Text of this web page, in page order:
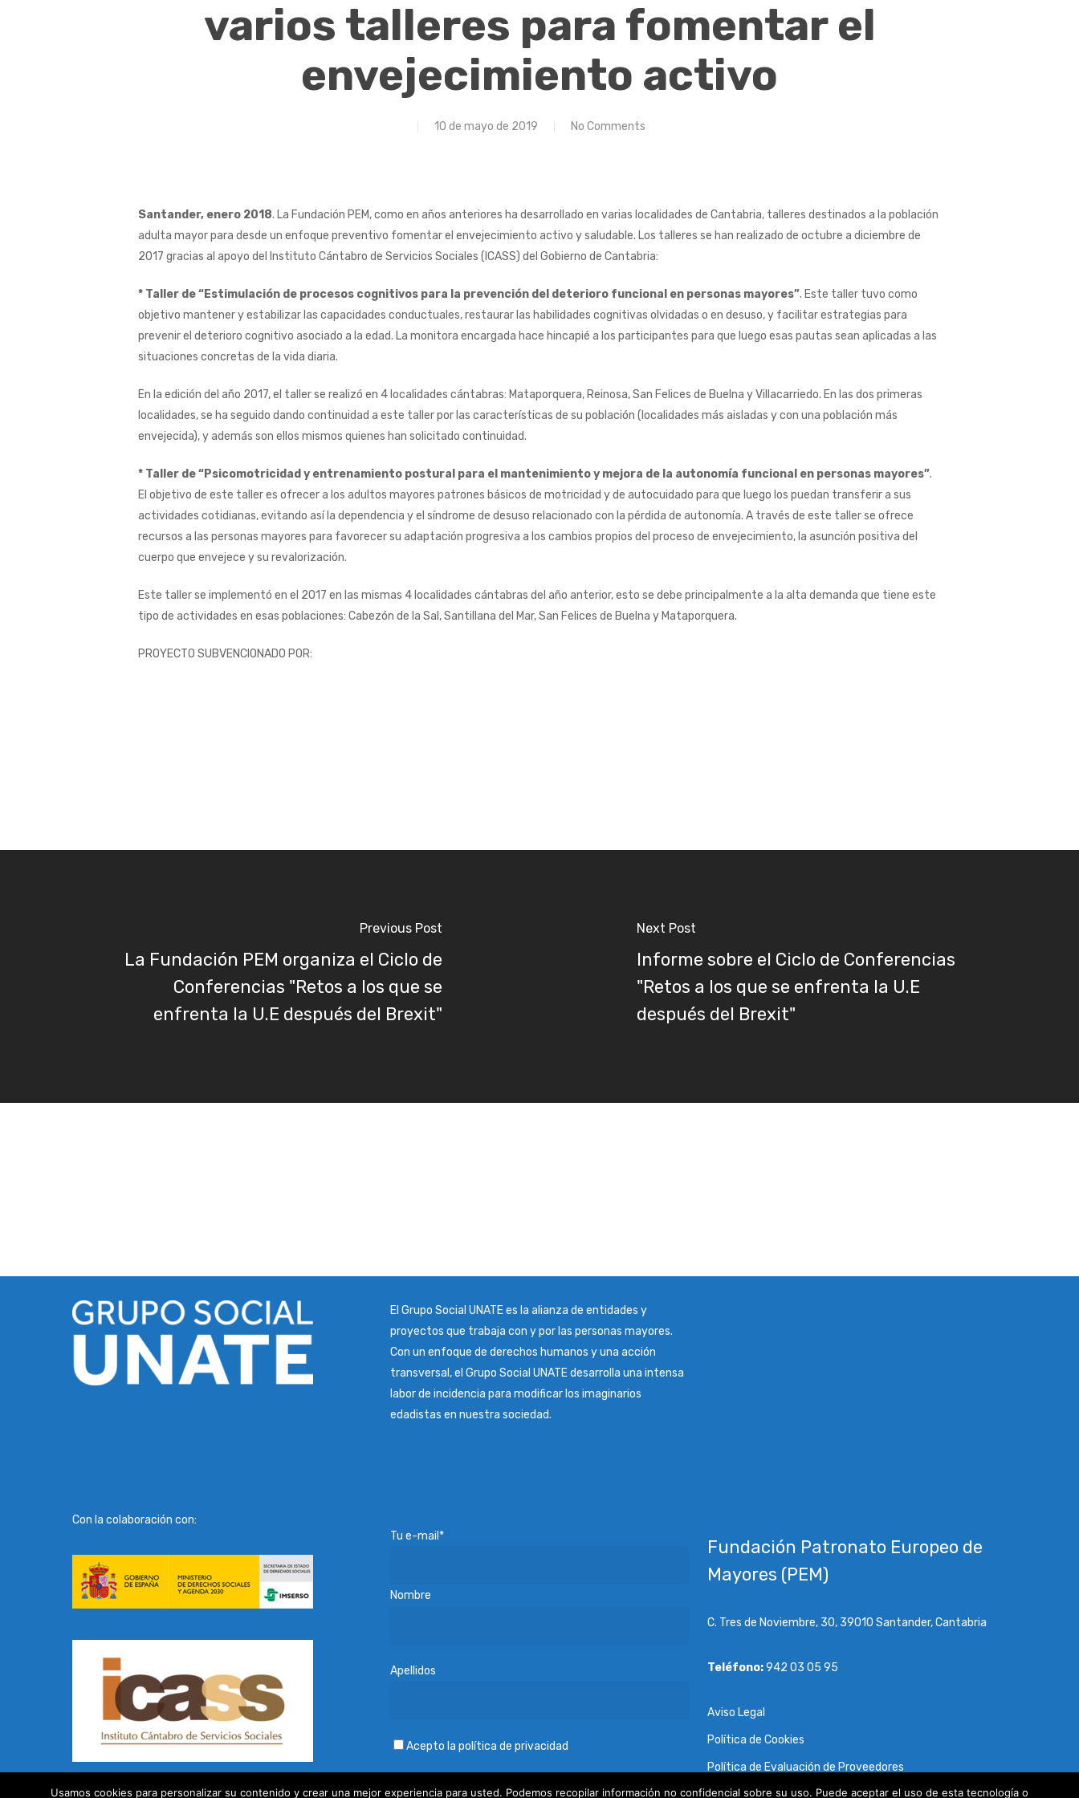
varios talleres para fomentar el
envejecimiento activo
10 de mayo de 2019 No Comments
Santander, enero 2018. La Fundación PEM, como en años anteriores ha desarrollado en varias localidades de Cantabria, talleres destinados a la población
adulta mayor para desde un enfoque preventivo fomentar el envejecimiento activo y saludable. Los talleres se han realizado de octubre a diciembre de
2017 gracias al apoyo del Instituto Cántabro de Servicios Sociales (ICASS) del Gobierno de Cantabria:
* Taller de “Estimulación de procesos cognitivos para la prevención del deterioro funcional en personas mayores”. Este taller tuvo como
objetivo mantener y estabilizar las capacidades conductuales, restaurar las habilidades cognitivas olvidadas o en desuso, y facilitar estrategias para
prevenir el deterioro cognitivo asociado a la edad. La monitora encargada hace hincapié a los participantes para que luego esas pautas sean aplicadas a las
situaciones concretas de la vida diaria.
En la edición del año 2017, el taller se realizó en 4 localidades cántabras: Mataporquera, Reinosa, San Felices de Buelna y Villacarriedo. En las dos primeras
localidades, se ha seguido dando continuidad a este taller por las características de su población (localidades más aisladas y con una población más
envejecida), y además son ellos mismos quienes han solicitado continuidad.
* Taller de “Psicomotricidad y entrenamiento postural para el mantenimiento y mejora de la autonomía funcional en personas mayores”.
El objetivo de este taller es ofrecer a los adultos mayores patrones básicos de motricidad y de autocuidado para que luego los puedan transferir a sus
actividades cotidianas, evitando así la dependencia y el síndrome de desuso relacionado con la pérdida de autonomía. A través de este taller se ofrece
recursos a las personas mayores para favorecer su adaptación progresiva a los cambios propios del proceso de envejecimiento, la asunción positiva del
cuerpo que envejece y su revalorización.
Este taller se implementó en el 2017 en las mismas 4 localidades cántabras del año anterior, esto se debe principalmente a la alta demanda que tiene este
tipo de actividades en esas poblaciones: Cabezón de la Sal, Santillana del Mar, San Felices de Buelna y Mataporquera.
PROYECTO SUBVENCIONADO POR:
Previous Post
La Fundación PEM organiza el Ciclo de
Conferencias "Retos a los que se
enfrenta la U.E después del Brexit"
Next Post
Informe sobre el Ciclo de Conferencias
"Retos a los que se enfrenta la U.E
después del Brexit"
El Grupo Social UNATE es la alianza de entidades y
proyectos que trabaja con y por las personas mayores.
Con un enfoque de derechos humanos y una acción
transversal, el Grupo Social UNATE desarrolla una intensa
labor de incidencia para modificar los imaginarios
edadistas en nuestra sociedad.
Con la colaboración con:
Tu e-mail*
Nombre
Apellidos
Acepto la política de privacidad
Fundación Patronato Europeo de
Mayores (PEM)
C. Tres de Noviembre, 30, 39010 Santander, Cantabria
Teléfono:942 03 05 95
Aviso Legal
Política de Cookies
Política de Evaluación de Proveedores
Política de Transparencia
Usamos cookies para personalizar su contenido y crear una mejor experiencia para usted. Podemos recopilar información no confidencial sobre su uso. Puede aceptar el uso de esta tecnología o